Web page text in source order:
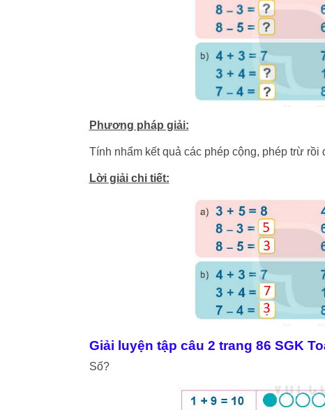
Phương pháp giải:
Tính nhẩm kết quả các phép cộng, phép trừ rồi
Lời giải chi tiết:
Giải luyện tập câu 2 trang 86 SGK
Số?